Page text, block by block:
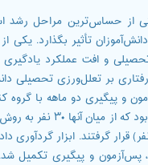
از حساس‌ترین مراحل رشد
تأثیر بگذارد.
و افت عملکرد
بر تعلل‌ورزی تحصیلی
و پیگیری دو ماهه با